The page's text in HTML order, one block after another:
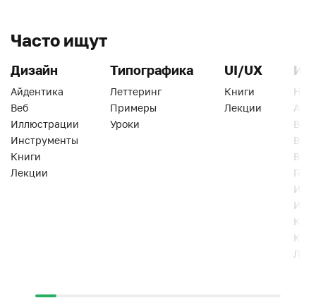
Часто ищут
Дизайн
Айдентика
Веб
Иллюстрации
Инструменты
Книги
Лекции
Типографика
Леттеринг
Примеры
Уроки
UI/UX
Книги
Лекции
Веб